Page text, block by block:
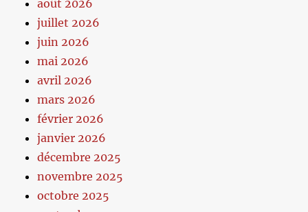
août 2026
juillet 2026
juin 2026
mai 2026
avril 2026
mars 2026
février 2026
janvier 2026
décembre 2025
novembre 2025
octobre 2025